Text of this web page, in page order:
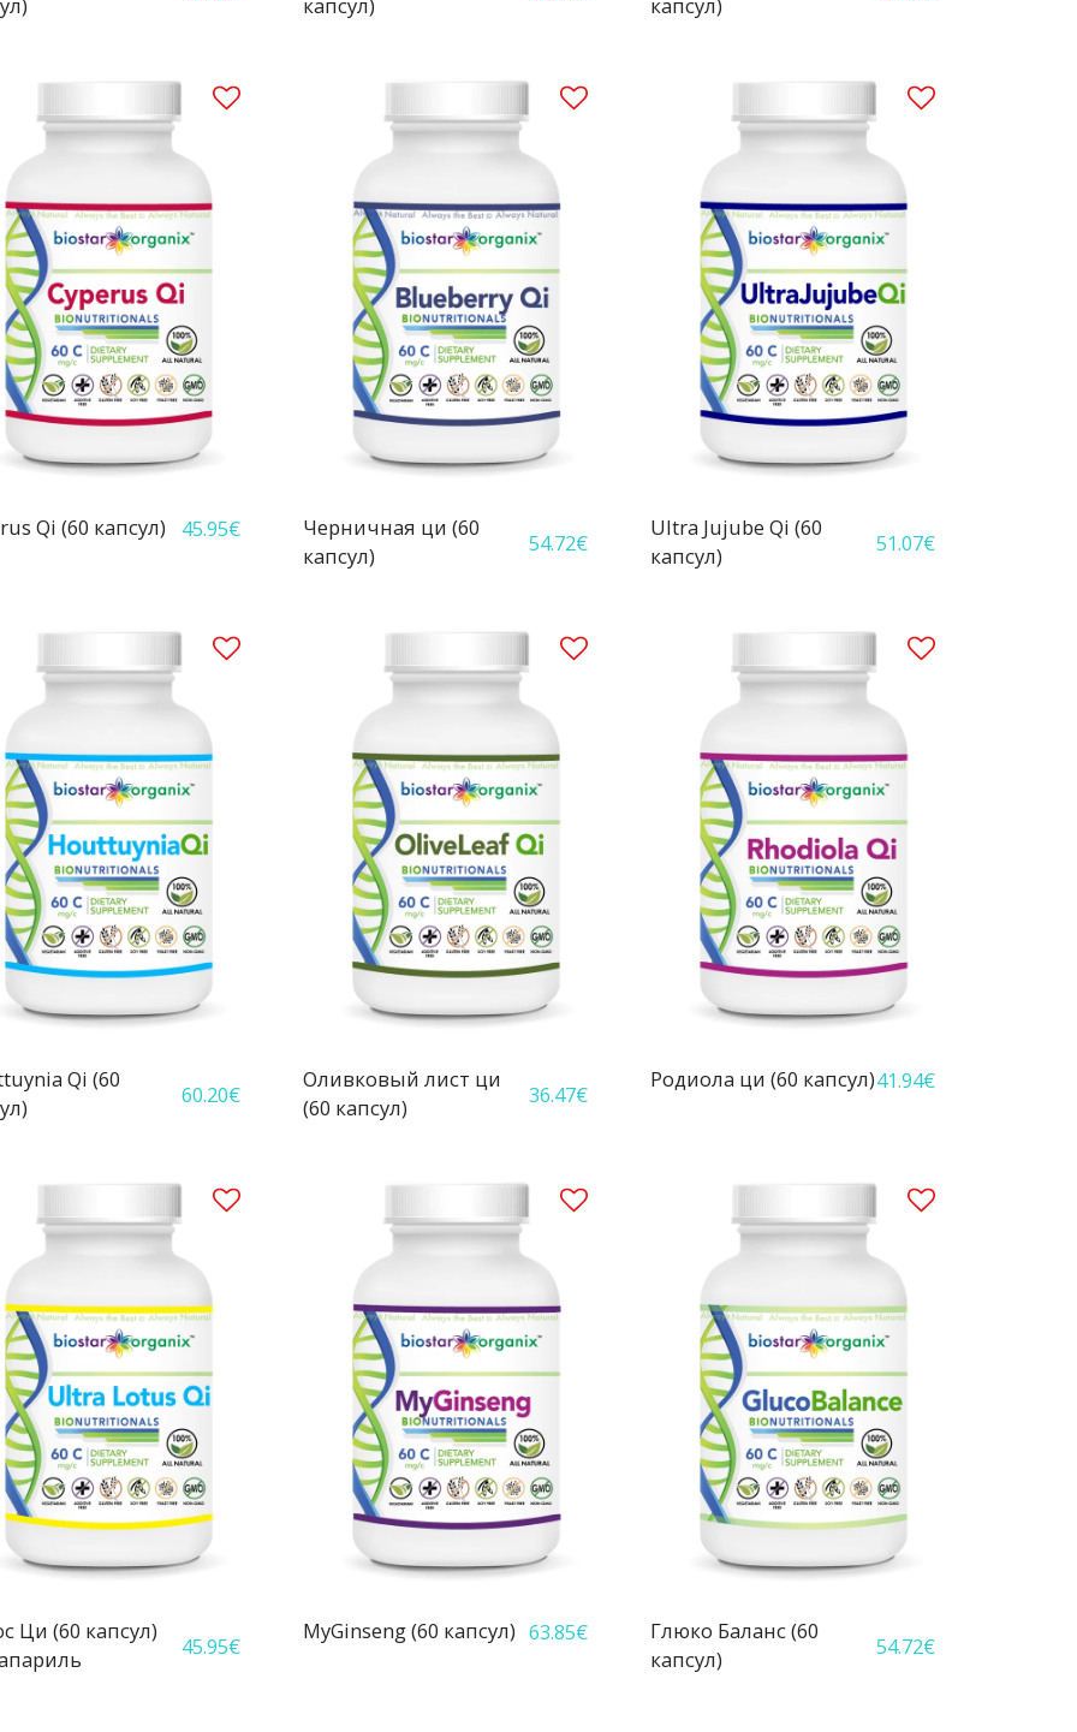
Qi (60 капсул) 45.95€
Черничная ци (60
капсул)
54.72€
Ultra Jujube Qi (60
капсул)
51.07€
Qi (60
60.20€
Оливковый лист ци
(60 капсул)
36.47€
Родиола ци (60 капсул)41.94€
Ци (60 капсул)
45.95€
MyGinseng (60 капсул) 63.85€
Глюко Баланс (60
капсул)
54.72€